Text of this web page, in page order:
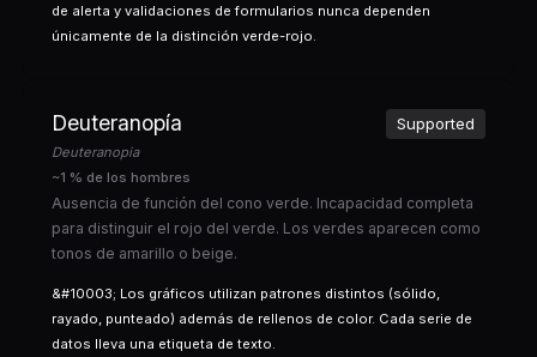
de alerta y validaciones de formularios nunca dependen
únicamente de la distinción verde-rojo.
Deuteranopía
Deuteranopia
Supported
~1 % de los hombres
Ausencia de función del cono verde. Incapacidad completa
para distinguir el rojo del verde. Los verdes aparecen como
tonos de amarillo o beige.
&#10003; Los gráficos utilizan patrones distintos (sólido,
rayado, punteado) además de rellenos de color. Cada serie de
datos lleva una etiqueta de texto.